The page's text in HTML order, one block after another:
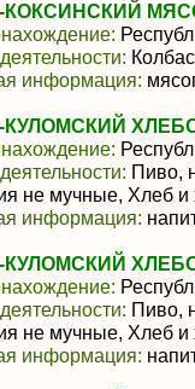
КОКСИНСКИЙ
информация:
КУЛОМСКИЙ
Пиво,
не мучные, Хлеб
информация:
КУЛОМСКИЙ
Пиво,
не мучные, Хлеб
информация: